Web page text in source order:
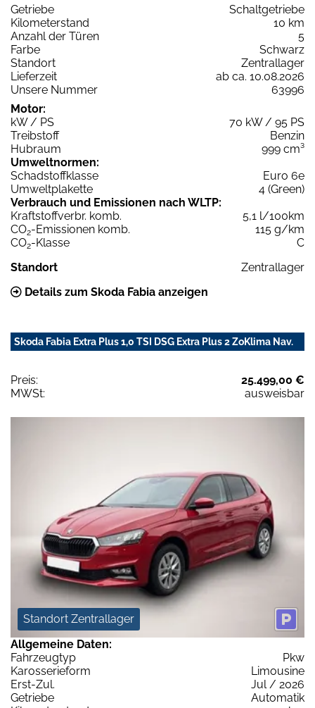
Getriebe
Schaltgetriebe
Kilometerstand
10 km
Anzahl der Türen
5
Farbe
Schwarz
Standort
Zentrallager
Lieferzeit
ab ca. 10.08.2026
Unsere Nummer
63996
Motor:
kW / PS
70 kW / 95 PS
Treibstoff
Benzin
Hubraum
999 cm³
Umweltnormen:
Schadstoffklasse
Euro 6e
Umweltplakette
4 (Green)
Verbrauch und Emissionen nach WLTP:
Kraftstoffverbr. komb.
5,1 l/100km
CO2-Emissionen komb.
115 g/km
CO2-Klasse
C
Standort
Zentrallager
Details zum Skoda Fabia anzeigen
Skoda Fabia Extra Plus 1,0 TSI DSG Extra Plus 2 ZoKlima Nav.
Preis:
25.499,00 €
MWSt:
ausweisbar
Standort Zentrallager
Allgemeine Daten:
Fahrzeugtyp
Pkw
Karosserieform
Limousine
Erst-Zul.
Jul / 2026
Getriebe
Automatik